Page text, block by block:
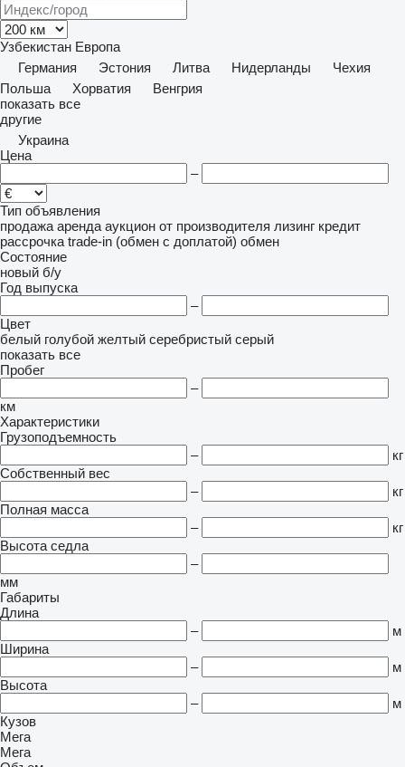
Узбекистан Европа
Германия
Эстония Литва Нидерланды
Чехия
Польша
Хорватия
Венгрия
показать все
другие
Украина
Цена
–
Тип объявления
продажа аренда аукцион от производителя лизинг кредит
рассрочка trade-in (обмен с доплатой) обмен
Состояние
новый б/у
Год выпуска
–
Цвет
белый голубой желтый серебристый серый
показать все
Пробег
–
км
Характеристики
Грузоподъемность
–
кг
Собственный вес
–
кг
Полная масса
–
кг
Высота седла
–
мм
Габариты
Длина
–
м
Ширина
–
м
Высота
–
м
Кузов
Мега
Мега